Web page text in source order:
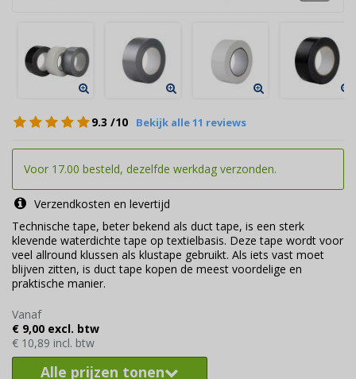
9.3 /10 Bekijk alle 11 reviews
Voor 17.00 besteld, dezelfde werkdag verzonden.
Verzendkosten en levertijd
Technische tape, beter bekend als duct tape, is een sterk
klevende waterdichte tape op textielbasis. Deze tape wordt voor
veel allround klussen als klustape gebruikt. Als iets vast moet
blijven zitten, is duct tape kopen de meest voordelige en
praktische manier.
Vanaf
€ 9,00 excl. btw
€ 10,89 incl. btw
Alle prijzen tonen